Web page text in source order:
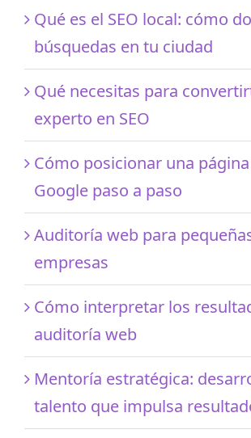
Qué es el SEO local: cómo
búsquedas en tu ciudad
Qué necesitas para
experto en SEO
Cómo posicionar una
Google paso a paso
Auditoría web para
empresas
Cómo interpretar los
auditoría web
Mentoría estratégica:
talento que impulsa